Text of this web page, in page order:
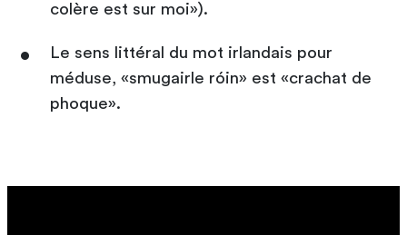
colère est sur moi»).
Le sens littéral du mot irlandais pour
méduse, «smugairle róin» est «crachat de
phoque».